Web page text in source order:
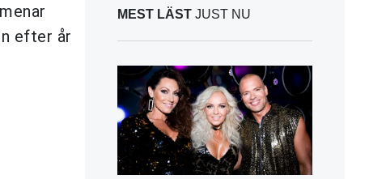
efter år
MEST LÄST JUST NU